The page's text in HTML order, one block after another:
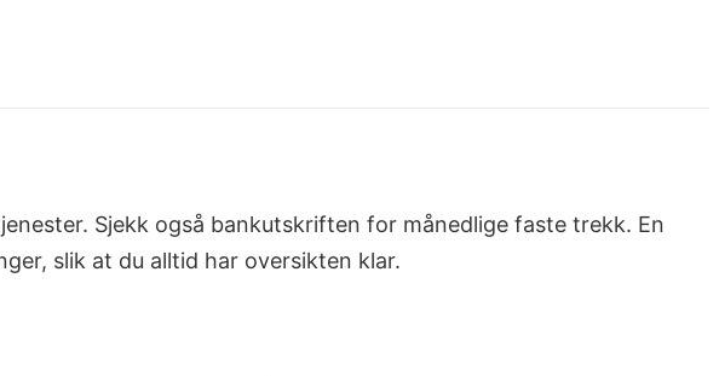
Sjekk også bankutskriften for månedlige faste trekk. En
slik at du alltid har oversikten klar.